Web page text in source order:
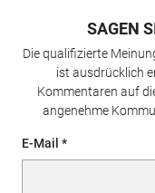
SAGEN
Die qualifizierte
ist ausdrücklich
Kommentaren auf
angenehme
E-Mail